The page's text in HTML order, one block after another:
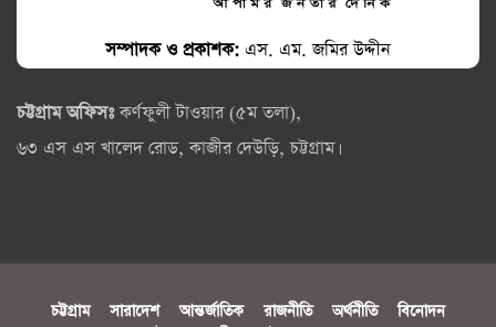
সম্পাদক ও প্রকাশক: এস. এম. জমির উদ্দীন
চট্টগ্রাম অফিসঃকর্ণফুলী টাওয়ার (৫ম তলা),
৬৩ এস এস খালেদ রোড, কাজীর দেউড়ি, চট্টগ্রাম।
চট্টগ্রাম সারাদেশ আন্তর্জাতিক রাজনীতি অর্থনীতি
বিনোদন